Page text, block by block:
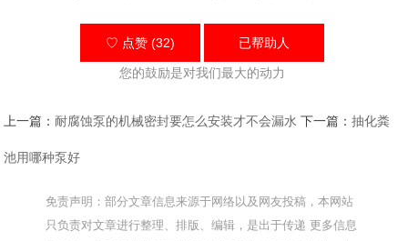
♡ 点赞 (32) 已帮助人
您的鼓励是对我们最大的动力
上一篇： 耐腐蚀泵的机械密封要怎么安装才不会漏水 下一篇：抽化粪
池用哪种泵好
免责声明：部分文章信息来源于网络以及网友投稿，本网站
只负责对文章进行整理、排版、编辑，是出于传递 更多信息